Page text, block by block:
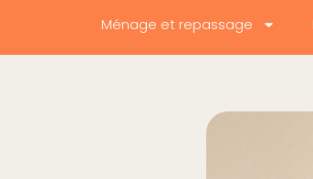
Ménage et repassage